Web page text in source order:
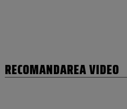
RECOMANDAREA VIDEO